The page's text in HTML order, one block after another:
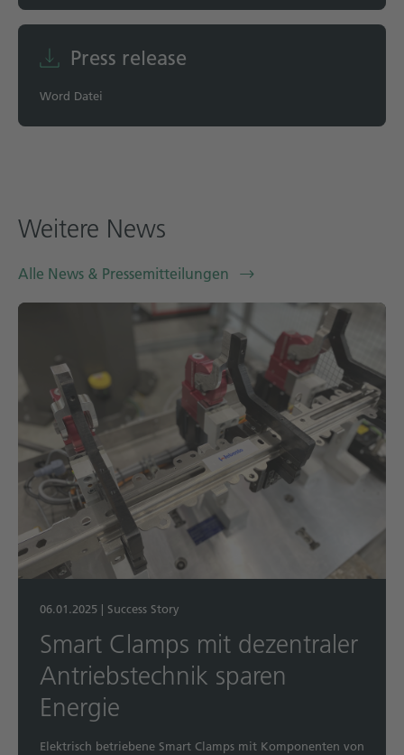
Press release
Word Datei
Weitere News
Alle News & Pressemitteilungen
06.01.2025 | Success Story
Smart Clamps mit dezentraler
Antriebstechnik sparen
Energie
Elektrisch betriebene Smart Clamps mit Komponenten von